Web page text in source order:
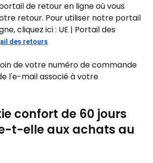
de retour en ligne où vous
retour. Pour utiliser notre portail
cliquez ici : UE | Portail des
des retours
de votre numéro de commande
l'e-mail associé à votre
confort de 60 jours
t-elle aux achats au